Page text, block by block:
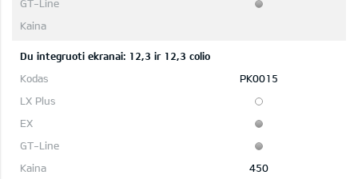
Du integruoti ekranai: 12,3 ir 12,3 colio
PK0015
450